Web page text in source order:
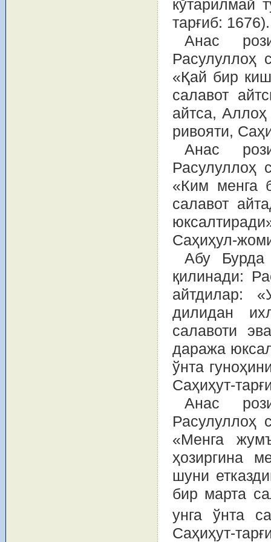
кўтарилмай
тарғиб: 1676).
Анас
Расулуллоҳ
«Қай бир
салавот
айтса, Аллоҳ
ривояти,
Анас
Расулуллоҳ
«Ким менга
салавот
Саҳиҳул-
Абу Бурда
қилинади:
айтдилар:
дилидан
салавоти
даража
ўнта
Саҳиҳут-
Анас
Расулуллоҳ
«Менга
ҳозиргина
шуни
бир марта
унга ўнта
Саҳиҳут-